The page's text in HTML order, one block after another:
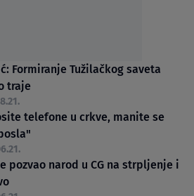
Formiranje Tužilačkog saveta
traje
telefone u crkve, manite se
pozvao narod u CG na strpljenje i